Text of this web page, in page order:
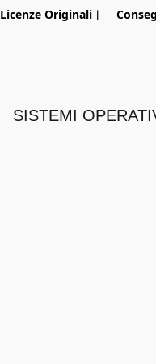
Licenze Originaliㅤ︳
SISTEMI